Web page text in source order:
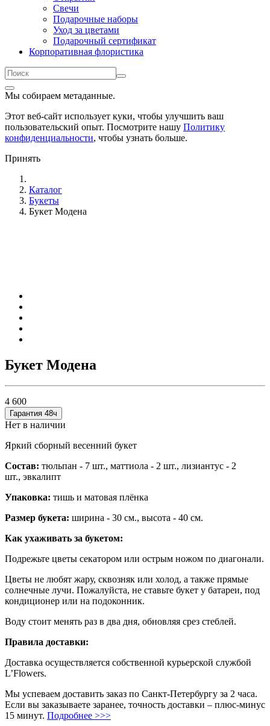
Свечи
Подарочные наборы
Уход за цветами
Подарочный сертификат
Корпоративная флористика
Мы собираем метаданные.
Этот веб-сайт использует куки, чтобы улучшить ваш
пользовательский опыт. Посмотрите нашу Политику
конфиденциальности, чтобы узнать больше.
Принять
Каталог
Букеты
Букет Модена
Букет Модена
4 600
Гарантия 48ч
Нет в наличии
Яркий сборный весенний букет
Состав: тюльпан - 7 шт., маттиола - 2 шт., лизиантус - 2
шт., эвкалипт
Упаковка: тишь и матовая плёнка
Размер букета: ширина - 30 см., высота - 40 см.
Как ухаживать за букетом:
Подрежьте цветы секатором или острым ножом по диагонали.
Цветы не любят жару, сквозняк или холод, а также прямые
солнечные лучи. Пожалуйста, не ставьте букет у батареи, под
кондиционер или на подоконник.
Воду стоит менять раз в два дня, обновляя срез стеблей.
Правила доставки:
Доставка осуществляется собственной курьерской службой
L’Flowers.
Мы успеваем доставить заказ по Санкт-Петербургу за 2 часа.
Если вы заказываете заранее, точность доставки – плюс-минус
15 минут. Подробнее >>>